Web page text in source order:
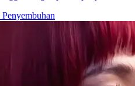
Penyembuhan